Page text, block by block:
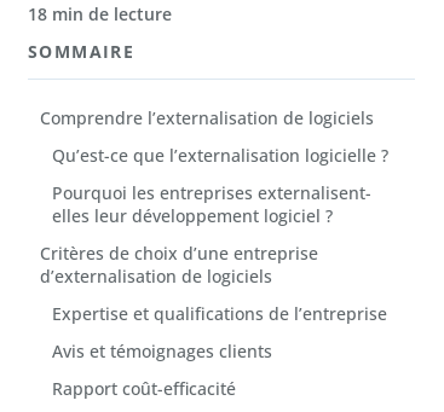
18 min de lecture
SOMMAIRE
Comprendre l’externalisation de logiciels
Qu’est-ce que l’externalisation logicielle ?
Pourquoi les entreprises externalisent-
elles leur développement logiciel ?
Critères de choix d’une entreprise
d’externalisation de logiciels
Expertise et qualifications de l’entreprise
Avis et témoignages clients
Rapport coût-efficacité